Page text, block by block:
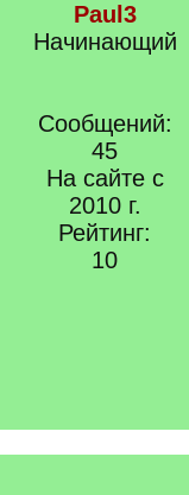
Paul3
Начинающий
Сообщений:
45
На сайте с
2010 г.
Рейтинг:
10